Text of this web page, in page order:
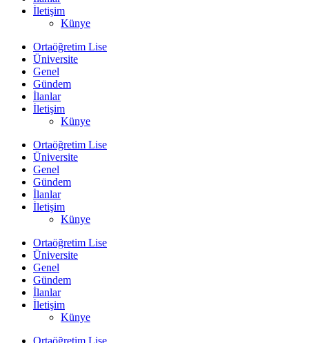
İletişim
Künye
Ortaöğretim Lise
Üniversite
Genel
Gündem
İlanlar
İletişim
Künye
Ortaöğretim Lise
Üniversite
Genel
Gündem
İlanlar
İletişim
Künye
Ortaöğretim Lise
Üniversite
Genel
Gündem
İlanlar
İletişim
Künye